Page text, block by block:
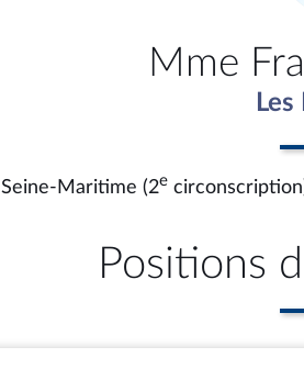
Mme
Seine-Maritime (2e
Positions